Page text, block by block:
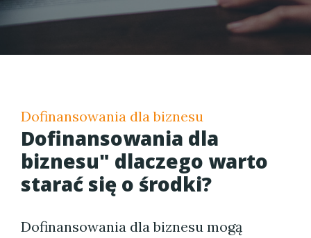
Dofinansowania dla biznesu
Dofinansowania dla
biznesu" dlaczego warto
starać się o środki?
Dofinansowania dla biznesu mogą